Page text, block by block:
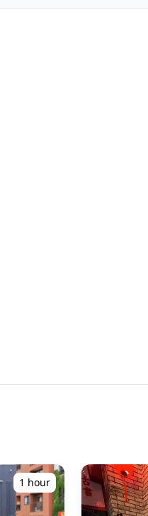
1 hour